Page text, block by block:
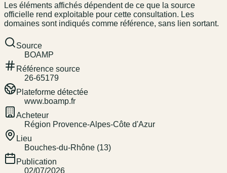
Les éléments affichés dépendent de ce que la source
officielle rend exploitable pour cette consultation. Les
domaines sont indiqués comme référence, sans lien sortant.
Source
BOAMP
Référence source
26-65179
Plateforme détectée
www.boamp.fr
Acheteur
Région Provence-Alpes-Côte d'Azur
Lieu
Bouches-du-Rhône (13)
Publication
02/07/2026